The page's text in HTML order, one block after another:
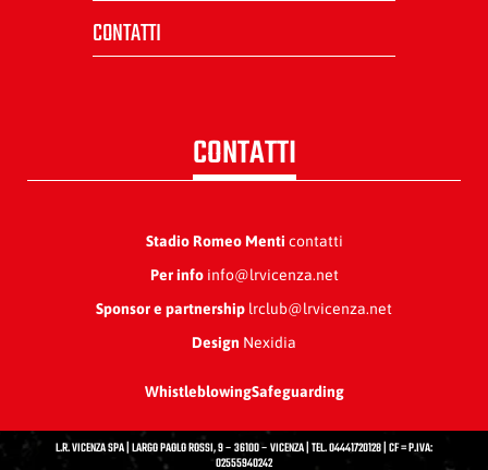
CONTATTI
CONTATTI
Stadio Romeo Menti contatti
Per infoinfo@lrvicenza.net
Sponsor e partnership lrclub@lrvicenza.net
Design Nexidia
WhistleblowingSafeguarding
L.R. VICENZA SPA | LARGO PAOLO ROSSI, 9 – 36100 – VICENZA | TEL. 04441720128 | CF = P.IVA:
02555940242